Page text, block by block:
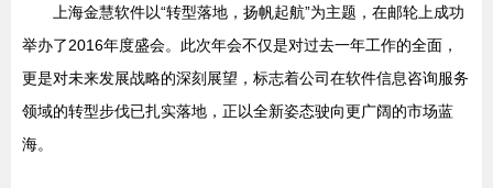
上海金慧软件以“转型落地，扬帆起航”为主题，在邮轮上成功
举办了2016年度盛会。此次年会不仅是对过去一年工作的全面，
更是对未来发展战略的深刻展望，标志着公司在软件信息咨询服务
领域的转型步伐已扎实落地，正以全新姿态驶向更广阔的市场蓝
海。